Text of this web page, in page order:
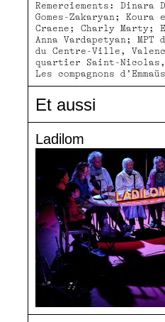
Remerciements: Dinara
Gomes-Zakaryan; Koura
Craene; Charly Marty;
Anna Vardapetyan; MPT
du Centre-Ville,
quartier Saint-Nicolas,
Les compagnons
Et aussi
Ladilom